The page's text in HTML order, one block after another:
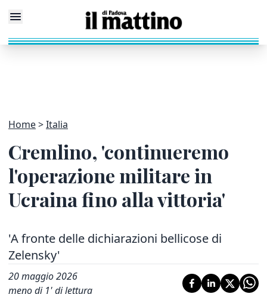
Home Italia
Cremlino, 'continueremo
l'operazione militare in
Ucraina fino alla vittoria'
'A fronte delle dichiarazioni bellicose di
Zelensky'
20 maggio 2026
meno di 1' di lettura